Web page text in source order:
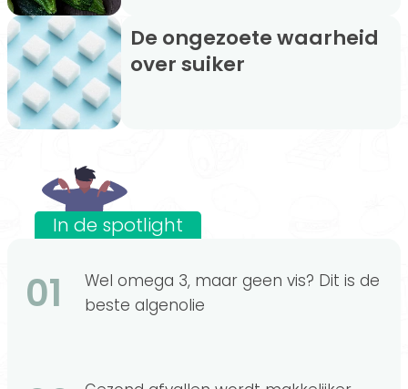
De ongezoete waarheid
over suiker
In de spotlight
01
Wel omega 3, maar geen vis? Dit is de
beste algenolie